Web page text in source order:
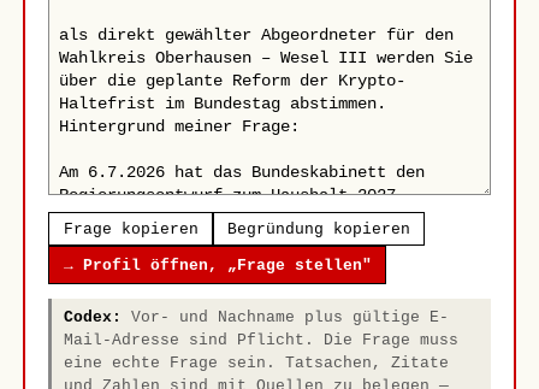
Frage kopieren Begründung kopieren
→ Profil öffnen, „Frage stellen"
Codex:
Vor- und Nachname plus gültige E-
Mail-Adresse sind Pflicht. Die Frage muss
eine echte Frage sein. Tatsachen, Zitate